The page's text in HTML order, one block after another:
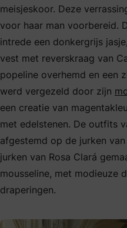
meisjeskoor. Deze
voor haar man voorbereid.
intrede een donkergrijs
vest met reverskraag van
popeline overhemd en een
werd vergezeld door zijn
een creatie van
met edelstenen. De outfits
afgestemd op de jurken
jurken van Rosa Clará
mousseline, met modieuze
draperingen.